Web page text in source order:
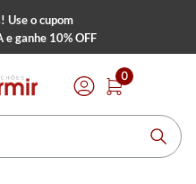
Use o cupom
e ganhe 10% OFF
0